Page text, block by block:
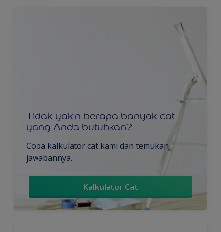
Tidak yakin berapa banyak cat
yang Anda butuhkan?
Coba kalkulator cat kami dan temukan
jawabannya.
Kalkulator Cat